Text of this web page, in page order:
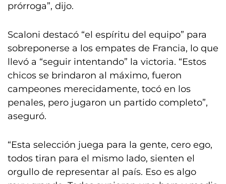
prórroga”, dijo.
Scaloni destacó “el espíritu del equipo” para
sobreponerse a los empates de Francia, lo que
llevó a “seguir intentando” la victoria. “Estos
chicos se brindaron al máximo, fueron
campeones merecidamente, tocó en los
penales, pero jugaron un partido completo”,
aseguró.
“Esta selección juega para la gente, cero ego,
todos tiran para el mismo lado, sienten el
orgullo de representar al país. Eso es algo